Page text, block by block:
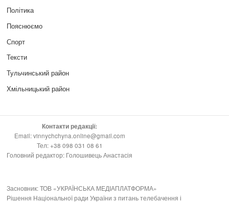
Політика
Пояснюємо
Спорт
Тексти
Тульчинський район
Хмільницький район
Контакти редакції:
Email: vinnychchyna.online@gmail.com
Тел: +38 098 031 08 61
Головний редактор: Голошивець Анастасія
Засновник: ТОВ «УКРАЇНСЬКА МЕДІАПЛАТФОРМА»
Рішення Національної ради України з питань телебачення і